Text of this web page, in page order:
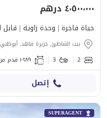
٤٬٥٠٠٬٠٠٠ درهم
حياة فاخرة | وحدة زاوية |
بيت الشاطئ, جزيرة فاهد, أبوظبي
2
3 ١٬٢٨٩ قدم مربع
إتصل
SUPERAGENT